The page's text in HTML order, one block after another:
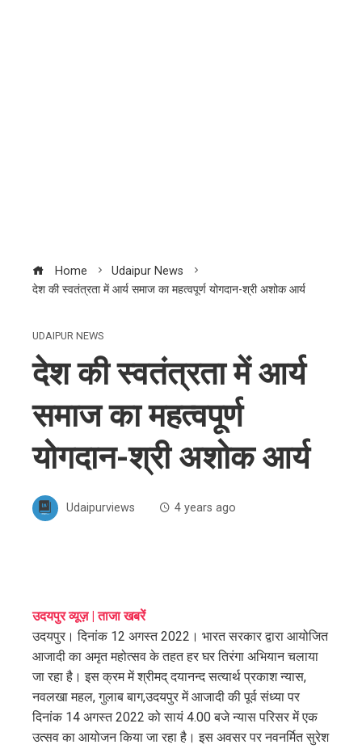
Home
Udaipur News
देश की स्वतंत्रता में आर्य समाज का महत्वपूर्ण योगदान-श्री अशोक आर्य
UDAIPUR NEWS
देश की स्वतंत्रता में आर्य
समाज का महत्वपूर्ण
योगदान-श्री अशोक आर्य
Udaipurviews 4 years ago
उदयपुर व्यूज़ | ताजा खबरें
उदयपुर। दिनांक 12 अगस्त 2022। भारत सरकार द्वारा आयोजित
आजादी का अमृत महोत्सव के तहत हर घर तिरंगा अभियान चलाया
जा रहा है। इस क्रम में श्रीमद् दयानन्द सत्यार्थ प्रकाश न्यास,
नवलखा महल, गुलाब बाग,उदयपुर में आजादी की पूर्व संध्या पर
दिनांक 14 अगस्त 2022 को सायं 4.00 बजे न्यास परिसर में एक
उत्सव का आयोजन किया जा रहा है। इस अवसर पर नवनर्मित सुरेश